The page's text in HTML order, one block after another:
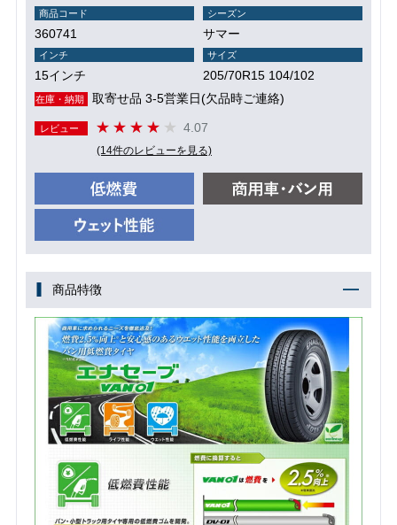
商品コード
360741
シーズン
サマー
インチ
15インチ
サイズ
205/70R15 104/102
在庫・納期 取寄せ品 3-5営業日(欠品時ご連絡)
レビュー 4.07
(14件のレビューを見る)
商品特徴